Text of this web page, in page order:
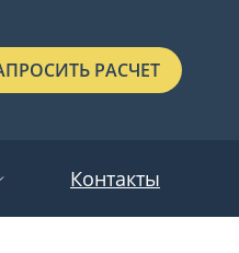
РАСЧЕТ
Контакты